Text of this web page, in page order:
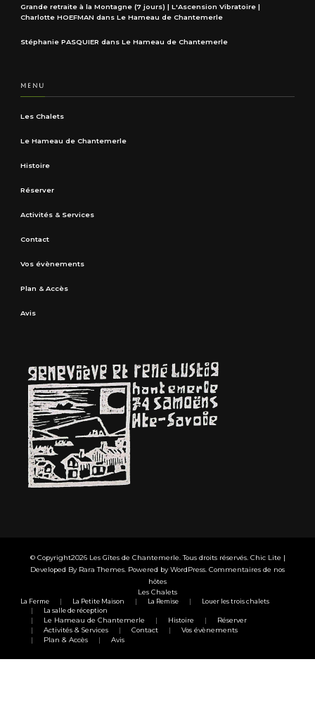
Grande retraite à la Montagne (7 jours) | L'Ascension Vibratoire |
Charlotte HOEFMAN dans Le Hameau de Chantemerle
Stéphanie PASQUIER dans Le Hameau de Chantemerle
MENU
Les Chalets
Le Hameau de Chantemerle
Histoire
Réserver
Activités & Services
Contact
Vos évènements
Plan & Accès
Avis
© Copyright2026 Les Gîtes de Chantemerle . Tous droits réservés. Chic Lite |
Developed By Rara Themes . Powered by WordPress Commentaires de nos
hôtes
Les Chalets
La Ferme La Petite Maison La Remise
Louer les trois chalets
La salle de réception
Le Hameau de Chantemerle Histoire
Réserver
Activités & Services
Contact
Vos évènements
Plan & Accès
Avis